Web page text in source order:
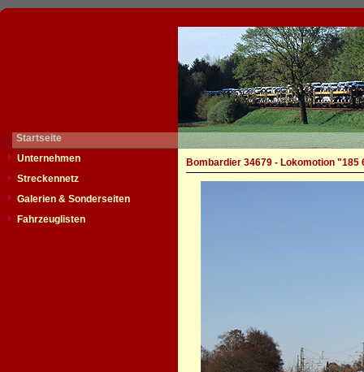
Startseite
Unternehmen
Streckennetz
Galerien & Sonderseiten
Fahrzeuglisten
Bombardier 34679 - Lokomotion "185